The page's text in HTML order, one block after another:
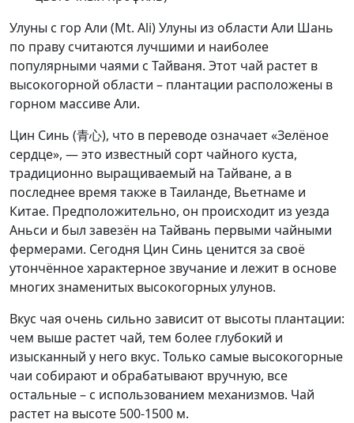
Улуны с гор Али (Mt. Ali) Улуны из области Али Шань
по праву считаются лучшими и наиболее
популярными чаями с Тайваня. Этот чай растет в
высокогорной области – плантации расположены в
горном массиве Али.
Цин Синь (青心), что в переводе означает «Зелёное
сердце», — это известный сорт чайного куста,
традиционно выращиваемый на Тайване, а в
последнее время также в Таиланде, Вьетнаме и
Китае. Предположительно, он происходит из уезда
Аньси и был завезён на Тайвань первыми чайными
фермерами. Сегодня Цин Синь ценится за своё
утончённое характерное звучание и лежит в основе
многих знаменитых высокогорных улунов.
Вкус чая очень сильно зависит от высоты плантации:
чем выше растет чай, тем более глубокий и
изысканный у него вкус. Только самые высокогорные
чаи собирают и обрабатывают вручную, все
остальные – с использованием механизмов. Чай
растет на высоте 500-1500 м.